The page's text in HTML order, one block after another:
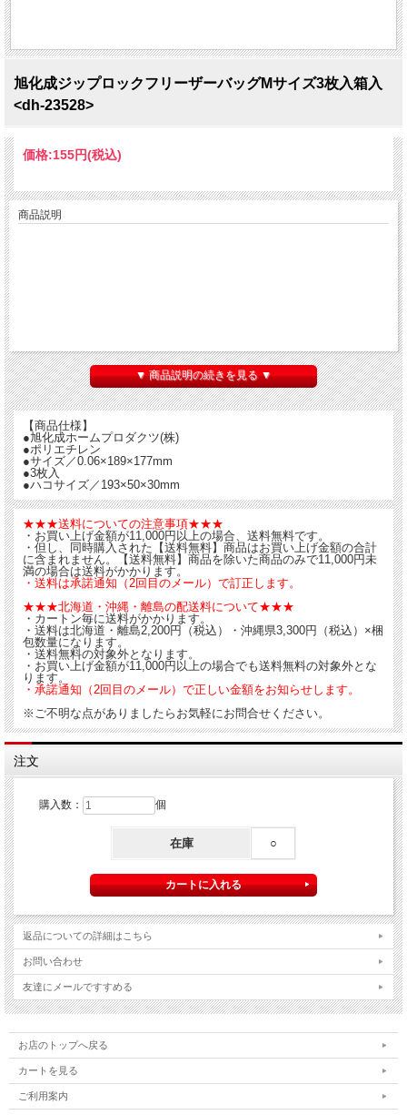
旭化成ジップロックフリーザーバッグMサイズ3枚入箱入
<dh-23528>
価格:155円(税込)
商品説明
▼ 商品説明の続きを見る ▼
【商品仕様】
●旭化成ホームプロダクツ(株)
●ポリエチレン
●サイズ／0.06×189×177mm
●3枚入
●ハコサイズ／193×50×30mm
★★★送料についての注意事項★★★
・お買い上げ金額が11,000円以上の場合、送料無料です。
・但し、同時購入された【送料無料】商品はお買い上げ金額の合計
に含まれません。【送料無料】商品を除いた商品のみで11,000円未
満の場合は送料がかかります。
・送料は承諾通知（2回目のメール）で訂正します。
★★★北海道・沖縄・離島の配送料について★★★
・カートン毎に送料がかかります。
・送料は北海道・離島2,200円（税込）・沖縄県3,300円（税込）×梱
包数量になります。
・送料無料の対象外となります。
・お買い上げ金額が11,000円以上の場合でも送料無料の対象外とな
ります。
・承諾通知（2回目のメール）で正しい金額をお知らせします。
※ご不明な点がありましたらお気軽にお問合せください。
注文
購入数： 個
在庫 ○
返品についての詳細はこちら
お問い合わせ
友達にメールですすめる
お店のトップへ戻る
カートを見る
ご利用案内